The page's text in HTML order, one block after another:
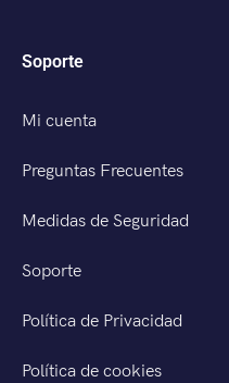
Soporte
Mi cuenta
Preguntas Frecuentes
Medidas de Seguridad
Soporte
Política de Privacidad
Política de cookies